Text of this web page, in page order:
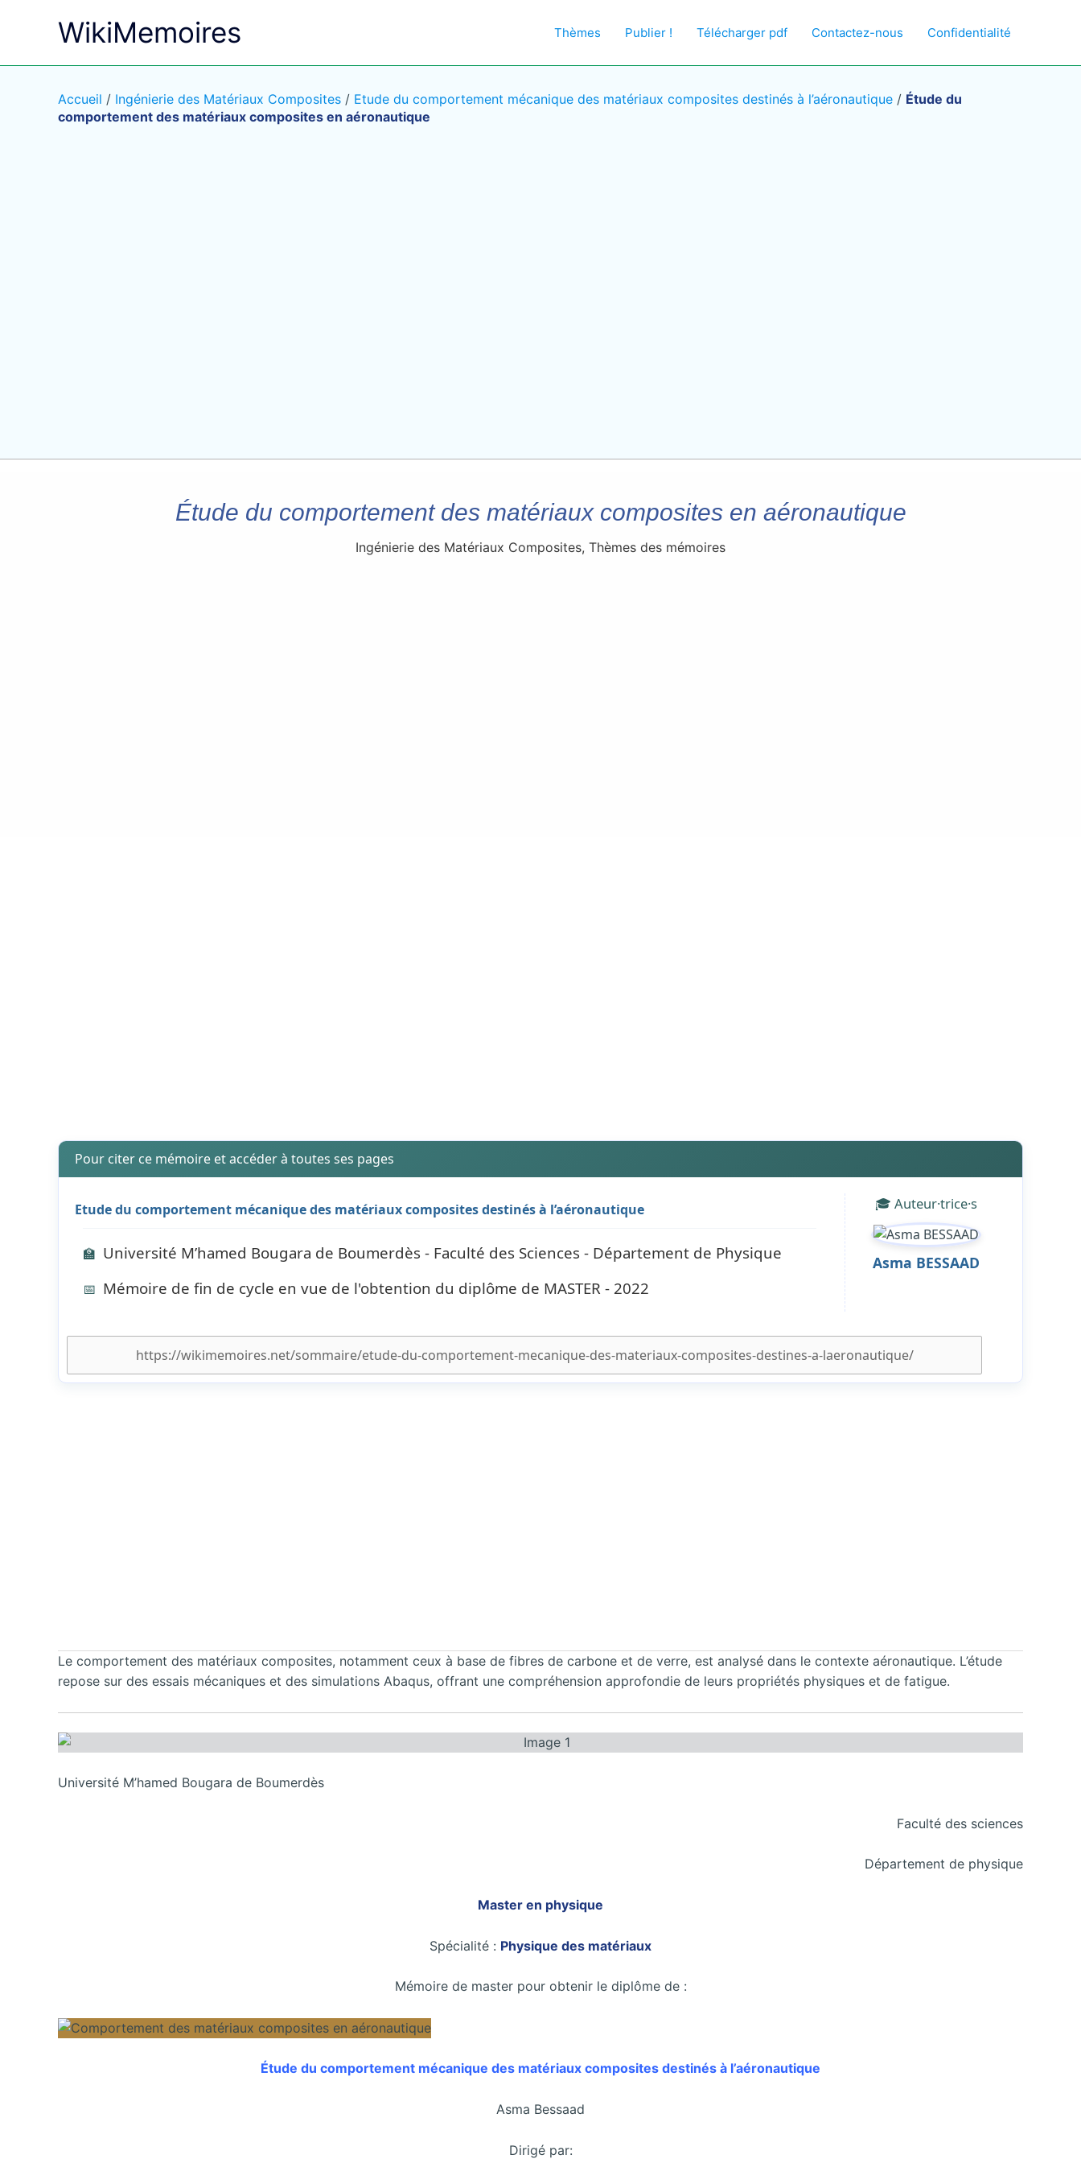
WikiMemoires Thèmes Publier ! Télécharger pdf Contactez-nous Confidentialité
Accueil / Ingénierie des Matériaux Composites / Etude du comportement mécanique des matériaux composites destinés à l’aéronautique / Étude du
comportement des matériaux composites en aéronautique
Étude du comportement des matériaux composites en aéronautique
Ingénierie des Matériaux Composites, Thèmes des mémoires
Pour citer ce mémoire et accéder à toutes ses pages
Etude du comportement mécanique des matériaux composites destinés à l’aéronautique
🏫 Université M’hamed Bougara de Boumerdès - Faculté des Sciences - Département de Physique
📅 Mémoire de fin de cycle en vue de l'obtention du diplôme de MASTER - 2022
🎓 Auteur·trice·s
Asma BESSAAD
Le comportement des matériaux composites, notamment ceux à base de fibres de carbone et de verre, est analysé dans le contexte aéronautique. L’étude
repose sur des essais mécaniques et des simulations Abaqus, offrant une compréhension approfondie de leurs propriétés physiques et de fatigue.
Université M’hamed Bougara de Boumerdès
Faculté des sciences
Département de physique
Master en physique
Spécialité : Physique des matériaux
Mémoire de master pour obtenir le diplôme de :
Étude du comportement mécanique des matériaux composites destinés à l’aéronautique
Asma Bessaad
Dirigé par: